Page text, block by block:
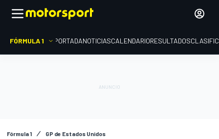
FÓRMULA 1 PORTADANOTICIASCALENDARIORESULTADOS
Fórmula 1 GP de Estados Unidos